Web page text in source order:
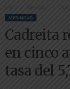
Inicio
MERINDAD
Cadreita
en cinco
tasa del